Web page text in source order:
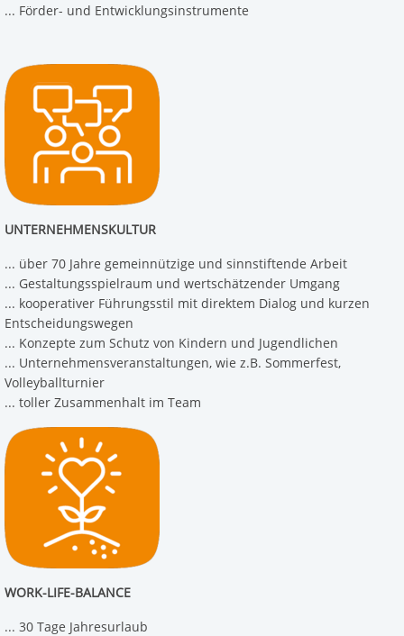
... Förder- und Entwicklungsinstrumente
UNTERNEHMENSKULTUR
... über 70 Jahre gemeinnützige und sinnstiftende Arbeit
... Gestaltungsspielraum und wertschätzender Umgang
... kooperativer Führungsstil mit direktem Dialog und kurzen
Entscheidungswegen
... Konzepte zum Schutz von Kindern und Jugendlichen
... Unternehmensveranstaltungen, wie z.B. Sommerfest,
Volleyballturnier
... toller Zusammenhalt im Team
WORK-LIFE-BALANCE
... 30 Tage Jahresurlaub